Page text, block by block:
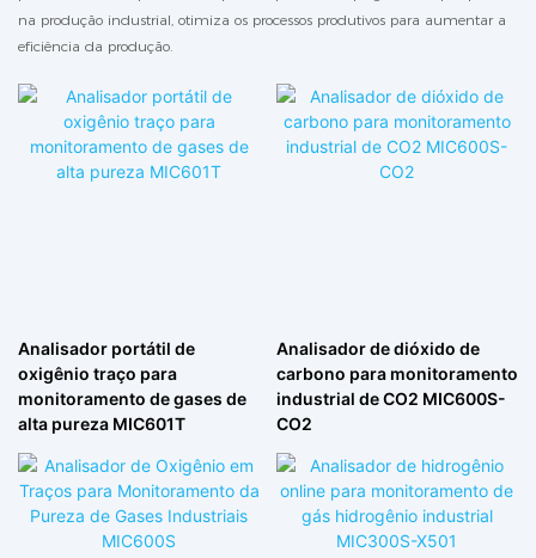
na produção industrial, otimiza os processos produtivos para aumentar a
eficiência da produção.
Analisador portátil de
oxigênio traço para
monitoramento de gases de
alta pureza MIC601T
Analisador de dióxido de
carbono para monitoramento
industrial de CO2 MIC600S-
CO2